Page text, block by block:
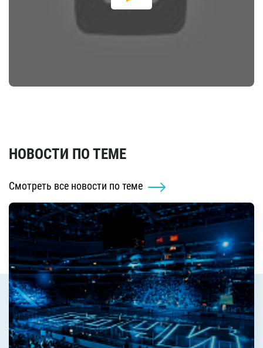
НОВОСТИ ПО ТЕМЕ
Смотреть все новости по теме